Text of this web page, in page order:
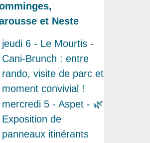
et Neste
jeudi 6 - Le Mourtis -
Cani-Brunch : entre
rando, visite de parc et
moment convivial !
mercredi 5 - Aspet - 🌿
Exposition de
panneaux itinérants